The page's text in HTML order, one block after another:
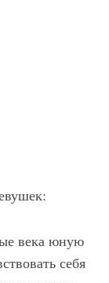
века юную
себя